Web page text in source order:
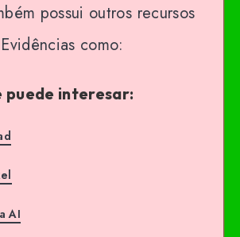
possui outros recursos
como:
puede interesar:
AI